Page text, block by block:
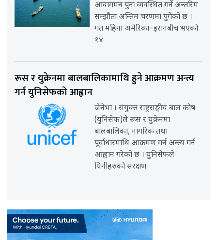
आवागमन पुनः व्यवस्थित गर्ने अन्तरिम
सम्झौता अन्तिम चरणमा पुगेको छ ।
गत महिना अमेरिका–इरानबीच भएको
१४
रूस र युक्रेनमा बालबालिकामाथि हुने आक्रमण अन्त्य
गर्न युनिसेफको आह्वान
जेनेभा । संयुक्त राष्ट्रसङ्घीय बाल कोष
(युनिसेफ)ले रूस र युक्रेनमा
बालबालिका, नागरिक तथा
पूर्वाधारमाथि आक्रमण गर्न अन्त्य गर्न
आह्वान गरेको छ । युनिसेफले
यिनीहरुको संरक्षण